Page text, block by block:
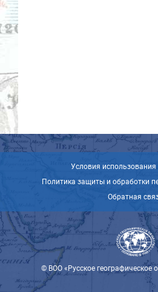
Условия
Политика защиты и обработки
Обратная
© ВОО «Русское географическое